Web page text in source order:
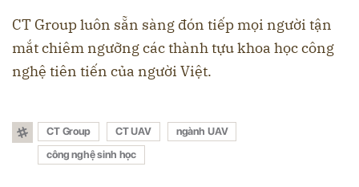
CT Group luôn sẵn sàng đón tiếp mọi người tận
mắt chiêm ngưỡng các thành tựu khoa học công
nghệ tiên tiến của người Việt.
CT Group CT UAV
ngành UAV
công nghệ sinh học